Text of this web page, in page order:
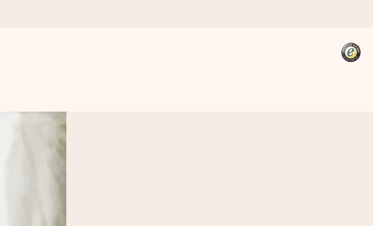
kannst, wenn es am meisten
wir versenden).